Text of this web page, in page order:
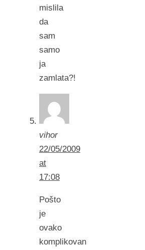
mislila
da
sam
samo
ja
zamlata?!
vihor
22/05/2009
at
17:08
Pošto
je
ovako
komplikovan